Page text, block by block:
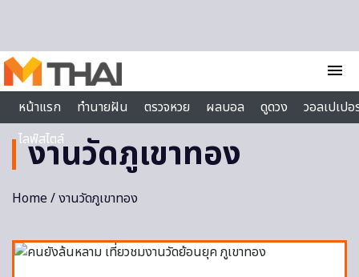
menu
หน้าแรก
ทำนายฝัน ตรวจหวย ผลบอล ดูดวง
วอลเปเป
ไลฟ์สไตล์
งานวัดภูเขาทอง
Home/ งานวัดภูเขาทอง